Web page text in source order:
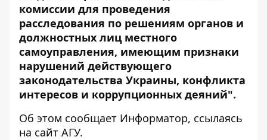
комиссии для проведения
расследования по решениям органов и
должностных лиц местного
самоуправления, имеющим признаки
нарушений действующего
законодательства Украины, конфликта
интересов и коррупционных деяний".
Об этом сообщает Информатор, ссылаясь
на сайт АГУ.